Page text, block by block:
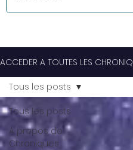
ACCEDER A TOUTES LES
Tous les posts
A propos de
Chroniques
Tous les posts